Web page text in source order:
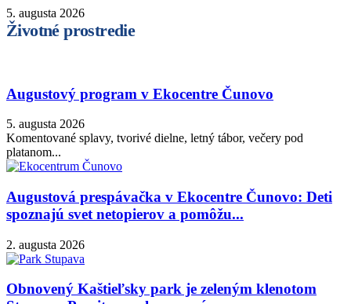
5. augusta 2026
Životné prostredie
Augustový program v Ekocentre Čunovo
5. augusta 2026
Komentované splavy, tvorivé dielne, letný tábor, večery pod
platanom...
Augustová prespávačka v Ekocentre Čunovo: Deti
spoznajú svet netopierov a pomôžu...
2. augusta 2026
Obnovený Kaštieľsky park je zeleným klenotom